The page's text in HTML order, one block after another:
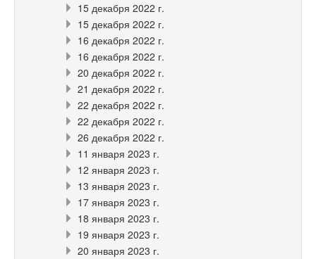
15 декабря 2022 г.
15 декабря 2022 г.
16 декабря 2022 г.
16 декабря 2022 г.
20 декабря 2022 г.
21 декабря 2022 г.
22 декабря 2022 г.
22 декабря 2022 г.
26 декабря 2022 г.
11 января 2023 г.
12 января 2023 г.
13 января 2023 г.
17 января 2023 г.
18 января 2023 г.
19 января 2023 г.
20 января 2023 г.